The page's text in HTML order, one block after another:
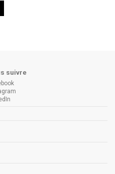
suivre